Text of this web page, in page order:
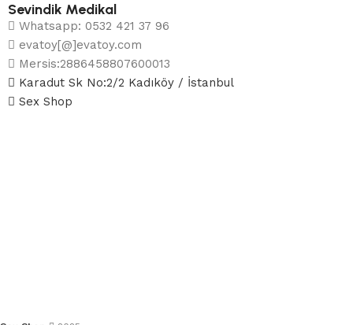
Sevindik Medikal
Whatsapp: 0532 421 37 96
evatoy[@]evatoy.com
Mersis:2886458807600013
Karadut Sk No:2/2 Kadıköy / İstanbul
Sex Shop